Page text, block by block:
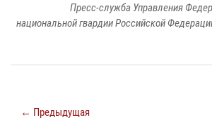
Пресс-служба Управления
национальной гвардии Российской
← Предыдущая